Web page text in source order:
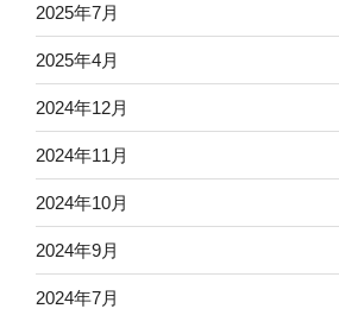
2025年7月
2025年4月
2024年12月
2024年11月
2024年10月
2024年9月
2024年7月